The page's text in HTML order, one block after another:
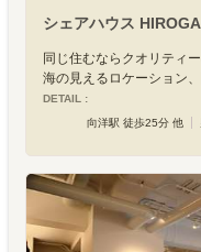
シェアハウス
同じ住むならクオリティ
海の見えるロケーション、
DETAIL :
向洋駅 徒歩25分 他